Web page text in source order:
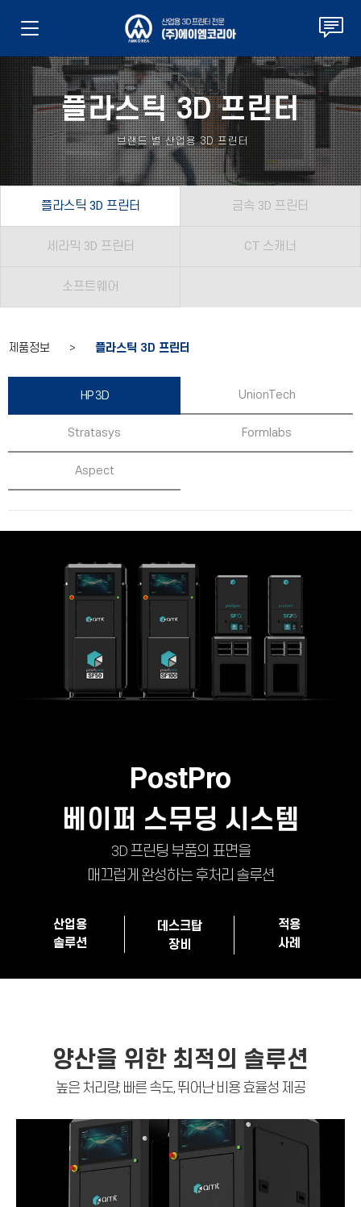
플라스틱 3D 프린터
브랜드 별 산업용 3D 프린터
플라스틱 3D 프린터 금속 3D 프린터
세라믹 3D 프린터 CT 스캐너
소프트웨어
제품정보 > 플라스틱 3D 프린터
HP 3D UnionTech
Stratasys Formlabs
Aspect
PostPro
베이퍼 스무딩 시스템
3D 프린팅 부품의 표면을
매끄럽게 완성하는 후처리 솔루션
산업용
솔루션
데스크탑
장비
적용
사례
양산을 위한 최적의 솔루션
높은 처리량, 빠른 속도, 뛰어난 비용 효율성 제공